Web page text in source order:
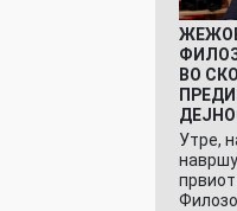
ВО
Утре,